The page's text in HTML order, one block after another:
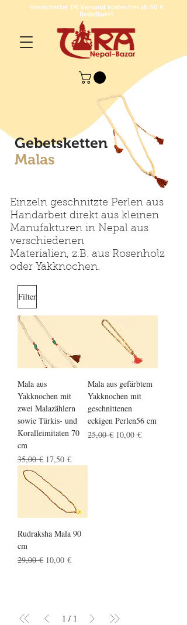
Versicherter DE Versand kostenfrei ab 50 €
Bestellwert
Gebetsketten
Malas
Einzeln geschnitzte Perlen aus
Handarbeit direkt aus kleinen
Manufakturen in Nepal aus
verschiedenen
Materialien, z.B. aus Rosenholz
oder Yakknochen.
Filter
Mala aus
Yakknochen mit
zwei Malazählern
sowie Türkis- und
Koralleimitaten 70
cm
Standardpreis
35,00 € Sale-Preis
17,50 €
Mala aus gefärbtem
Yakknochen mit
geschnittenen
eckigen Perlen56 cm
Standardpreis
25,00 € Sale-Preis
10,00 €
Rudraksha Mala 90
cm
Standardpreis
29,00 € Sale-Preis
10,00 €
1 / 1